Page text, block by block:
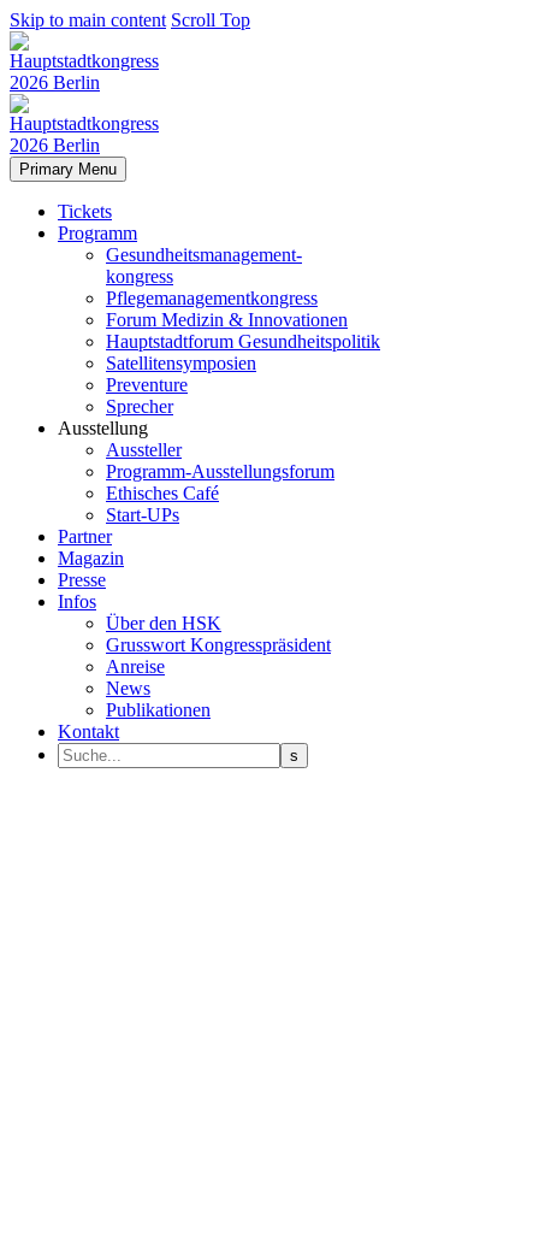
Skip to main content Scroll Top
Primary Menu
Tickets
Programm
Gesundheitsmanagement-
kongress
Pflegemanagementkongress
Forum Medizin & Innovationen
Hauptstadtforum Gesundheitspolitik
Satellitensymposien
Preventure
Sprecher
Ausstellung
Aussteller
Programm-Ausstellungsforum
Ethisches Café
Start-UPs
Partner
Magazin
Presse
Infos
Über den HSK
Grusswort Kongresspräsident
Anreise
News
Publikationen
Kontakt